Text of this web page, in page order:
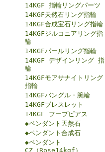
14KGF 指輪リングパーツ
14KGF天然石リング指輪
14KGF合成宝石リング指輪
14KGFジルコニアリング指
輪
14KGFパールリング指輪
14KGF デザインリング 指
輪
14KGFモアサナイトリング
指輪
14KGFバングル・腕輪
14KGFブレスレット
14KGF フープピアス
◆ペンダント天然石
◆ペンダント合成石
◆ペンダント
CZ（Rose14kgf）